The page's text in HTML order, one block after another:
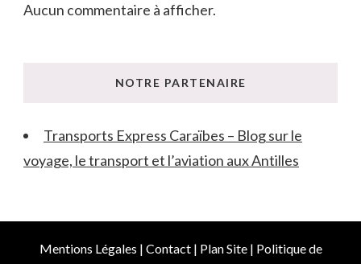
Aucun commentaire à afficher.
NOTRE PARTENAIRE
Transports Express Caraïbes – Blog sur le
voyage, le transport et l’aviation aux Antilles
Mentions Légales | Contact| Plan Site| Politique de